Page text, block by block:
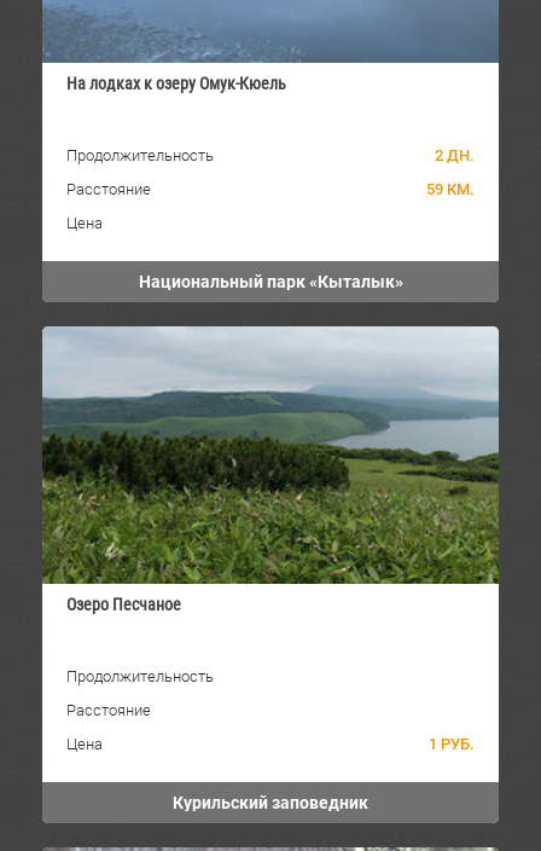
На лодках к озеру Омук-Кюель
Продолжительность
2 ДН.
Расстояние
59 КМ.
Цена
Национальный парк «Кыталык»
Озеро Песчаное
Продолжительность
Расстояние
Цена
1 РУБ.
Курильский заповедник